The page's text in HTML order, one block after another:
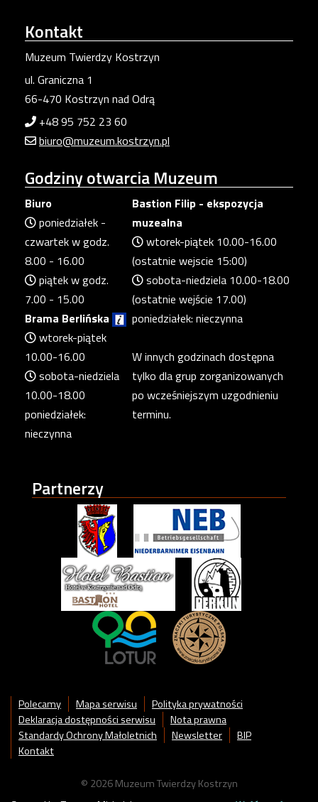
Kontakt
Muzeum Twierdzy Kostrzyn
ul. Graniczna 1
66-470 Kostrzyn nad Odrą
+48 95 752 23 60
biuro@muzeum.kostrzyn.pl
Godzinyotwarcia Muzeum
Biuro
poniedziałek -
czwartek w godz.
8.00 - 16.00
piątek w godz.
7.00 - 15.00
Brama Berlińska
wtorek-piątek
10.00-16.00
sobota-niedziela
10.00-18.00
poniedziałek:
nieczynna
Bastion Filip - ekspozycja
muzealna
wtorek-piątek 10.00-16.00
(ostatnie wejscie 15:00)
sobota-niedziela 10.00-18.00
(ostatnie wejście 17.00)
poniedziałek: nieczynna
W innych godzinach dostępna
tylko dla grup zorganizowanych
po wcześniejszym uzgodnieniu
terminu.
Partnerzy
Polecamy Mapa serwisu
Polityka prywatności
Deklaracja dostępności serwisu
Nota prawna
Standardy Ochrony Małoletnich
Newsletter
BIP
Kontakt
© 2026 Muzeum Twierdzy Kostrzyn